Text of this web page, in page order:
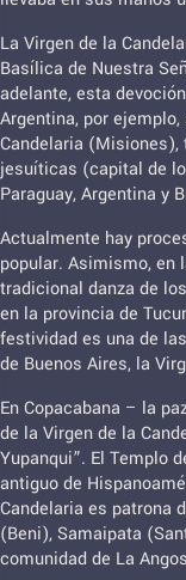
La Virgen de la
Basílica de Nuestra
adelante, esta
Argentina, por
Candelaria
jesuíticas (capital de
Paraguay, Argentina y
Actualmente hay
popular. Asimismo, en
tradicional danza de
en la provincia de
festividad es una de
de Buenos Aires, la
En Copacabana – la
de la Virgen de la
Yupanqui”. El Templo
antiguo de
Candelaria es patrona
(Beni), Samaipata
comunidad de La